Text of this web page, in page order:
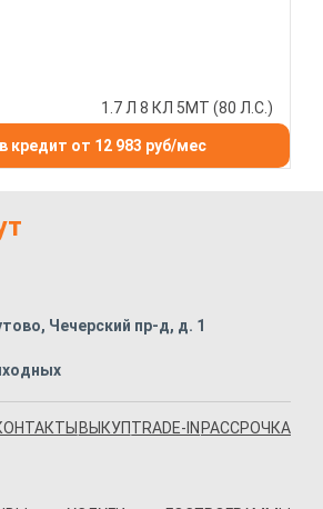
1.7 Л 8 КЛ 5МТ (80 Л.С.)
кредит от 12 983 руб/мес
Чечерский пр-д, д. 1
ВЫКУПTRADE-IN РАССРОЧКА